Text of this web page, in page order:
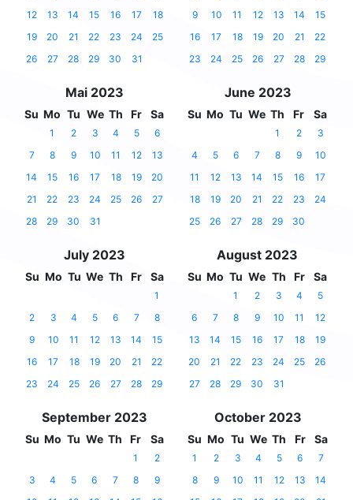
12
13 14 15 16 17
18
19
20 21 22 23 24
25
26
27 28 29 30 31
9
10 11 12 13 14
15
16
17 18 19 20 21
22
23
24 25 26 27 28 29
Mai 2023
Su Mo Tu We Th Fr Sa
1 2 3 4 5
6
7
8 9 10 11 12
13
14
15 16 17 18 19
20
21
22 23 24 25 26
27
28
29 30 31
June 2023
Su Mo Tu We Th Fr Sa
1 2
3
4
5 6 7 8 9
10
11
12 13 14 15 16
17
18
19 20 21 22 23
24
25
26 27 28 29 30
July 2023
Su Mo Tu We Th Fr Sa
1
2
3 4 5 6 7
8
9
10 11 12 13 14
15
16
17 18 19 20 21
22
23
24 25 26 27 28 29
August 2023
Su Mo Tu We Th Fr Sa
1 2 3 4
5
6
7 8 9 10 11
12
13
14 15 16 17 18
19
20
21 22 23 24 25
26
27
28 29 30 31
September 2023
Su Mo Tu We Th Fr Sa
1
2
3
4 5 6 7 8
9
October 2023
Su Mo Tu We Th Fr Sa
1 2 3 4 5 6
7
8
9 10 11 12 13
14